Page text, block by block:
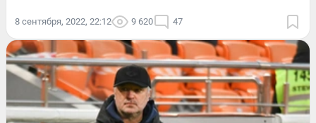
8 сентября, 2022, 22:12 9 620 47